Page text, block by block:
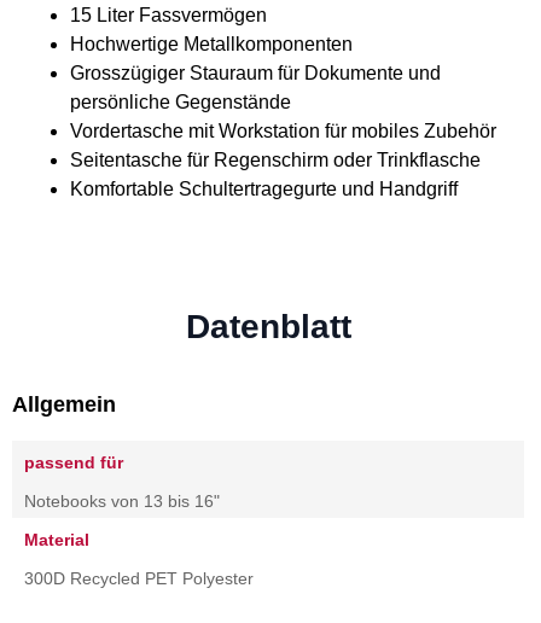
15 Liter Fassvermögen
Hochwertige Metallkomponenten
Grosszügiger Stauraum für Dokumente und
persönliche Gegenstände
Vordertasche mit Workstation für mobiles Zubehör
Seitentasche für Regenschirm oder Trinkflasche
Komfortable Schultertragegurte und Handgriff
Datenblatt
Allgemein
passend für
Notebooks von 13 bis 16"
Material
300D Recycled PET Polyester